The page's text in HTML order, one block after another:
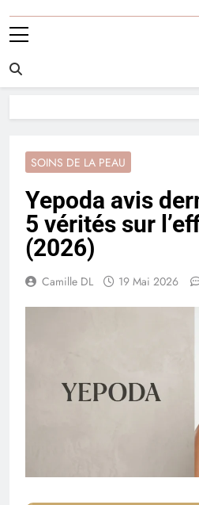
SOINS DE LA PEAU
Yepoda avis
5 vérités sur
(2026)
Camille DL 19 Mai 2026